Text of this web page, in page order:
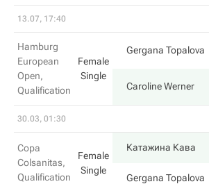
13.07, 17:40
Hamburg
European
Open,
Qualification
Female
Single
Gergana Topalova
Caroline Werner
30.03, 01:30
Copa
Colsanitas,
Qualification
Female
Single
Катажина Кава
Gergana Topalova